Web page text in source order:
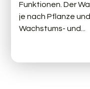
Funktionen. Der
je nach Pflanze
Wachstums- und...